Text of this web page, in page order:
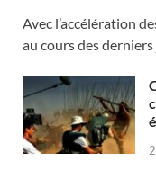
Avec l’accélération
au cours des